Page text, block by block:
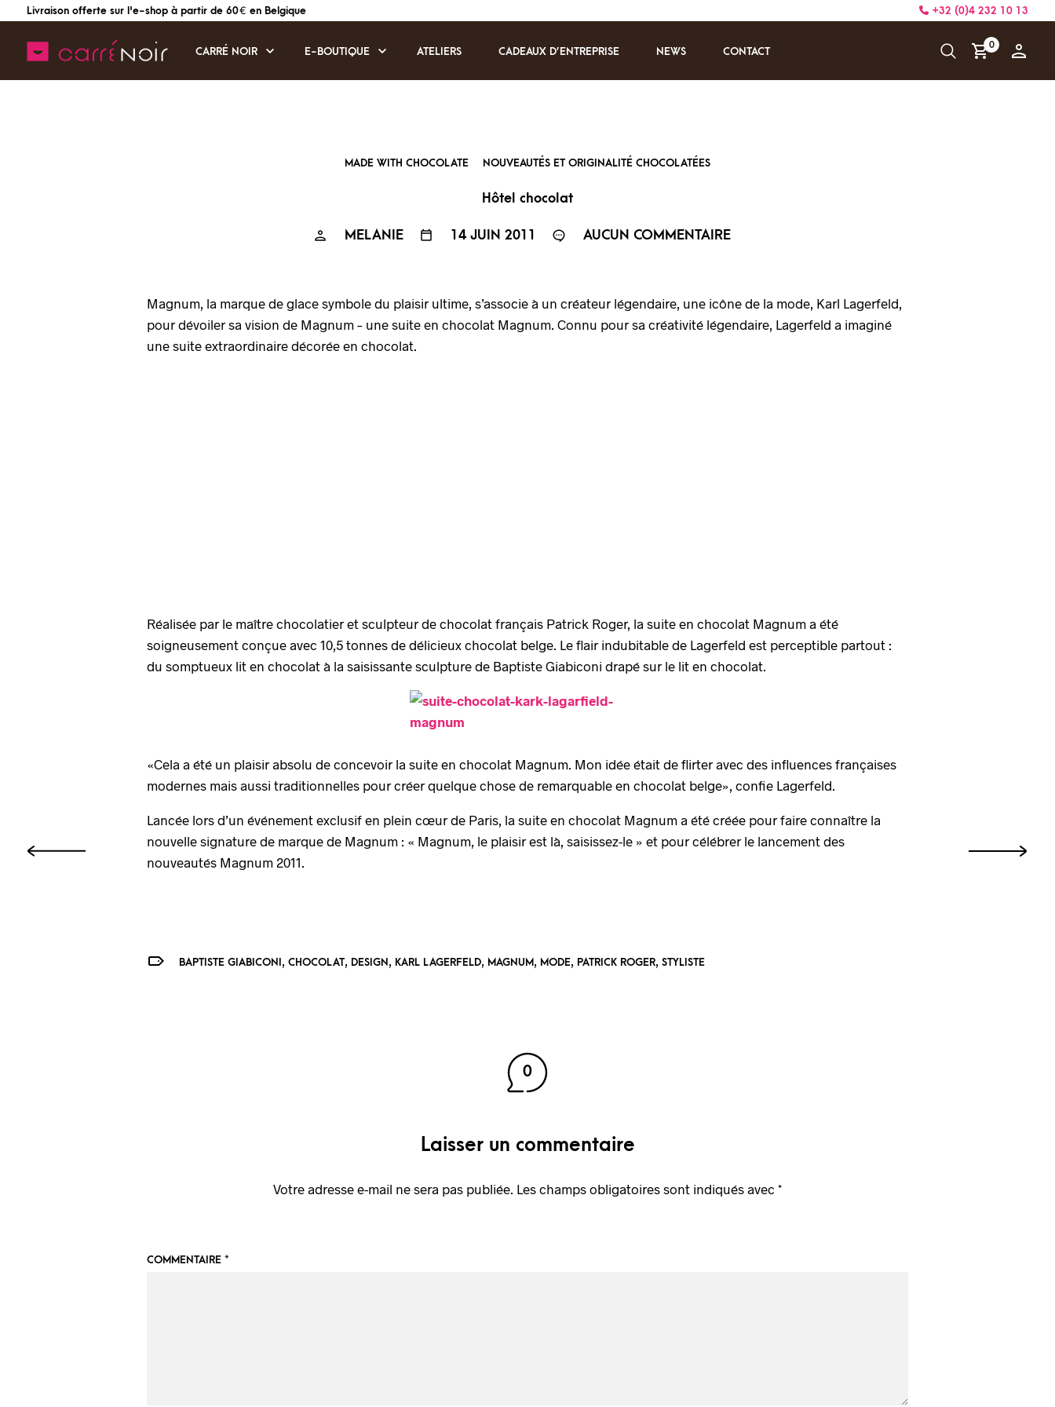
Livraison offerte sur l'e-shop à partir de 60 € en Belgique +32 (0)4 232 10 13
CARRÉ NOIR E-BOUTIQUE ATELIERS CADEAUX D’ENTREPRISE NEWS CONTACT
0
MADE WITH CHOCOLATE NOUVEAUTÉS ET ORIGINALITÉ CHOCOLATÉES
Hôtel chocolat
MELANIE 14 JUIN 2011 AUCUN COMMENTAIRE
Magnum, la marque de glace symbole du plaisir ultime, s’associe à un créateur légendaire, une icône de la mode, Karl Lagerfeld,
pour dévoiler sa vision de Magnum – une suite en chocolat Magnum. Connu pour sa créativité légendaire, Lagerfeld a imaginé
une suite extraordinaire décorée en chocolat.
Réalisée par le maître chocolatier et sculpteur de chocolat français Patrick Roger, la suite en chocolat Magnum a été
soigneusement conçue avec 10,5 tonnes de délicieux chocolat belge. Le flair indubitable de Lagerfeld est perceptible partout :
du somptueux lit en chocolat à la saisissante sculpture de Baptiste Giabiconi drapé sur le lit en chocolat.
«Cela a été un plaisir absolu de concevoir la suite en chocolat Magnum. Mon idée était de flirter avec des influences françaises
modernes mais aussi traditionnelles pour créer quelque chose de remarquable en chocolat belge», confie Lagerfeld.
Lancée lors d’un événement exclusif en plein cœur de Paris, la suite en chocolat Magnum a été créée pour faire connaître la
nouvelle signature de marque de Magnum : « Magnum, le plaisir est là, saisissez-le » et pour célébrer le lancement des
nouveautés Magnum 2011.
BAPTISTE GIABICONI CHOCOLAT DESIGN KARL LAGERFELD MAGNUM MODE PATRICK ROGER STYLISTE
0
Laisser un commentaire
Votre adresse e-mail ne sera pas publiée. Les champs obligatoires sont indiqués avec *
COMMENTAIRE *